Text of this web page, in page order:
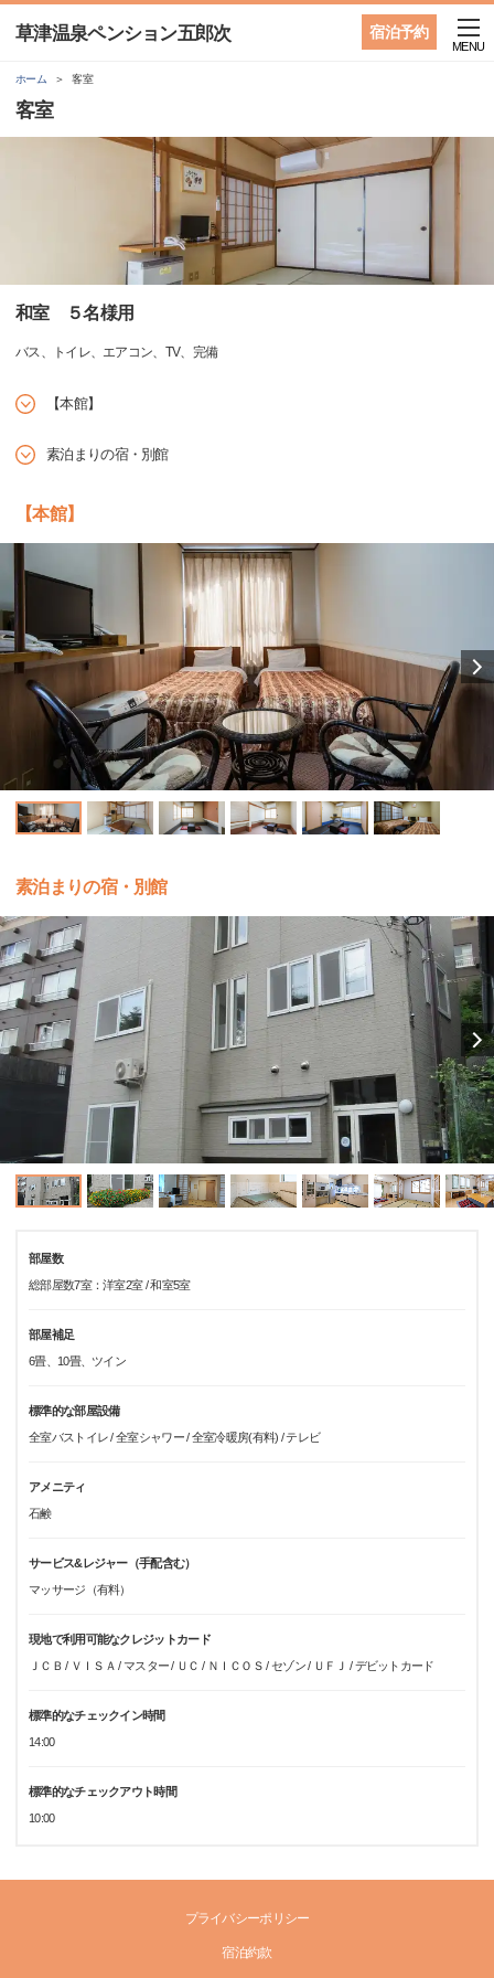
宿泊予約
草津温泉ペンション五郎次
MENU
ホーム 客室
客室
和室 ５名様用
バス、トイレ、エアコン、TV、完備
【本館】
素泊まりの宿・別館
【本館】
素泊まりの宿・別館
部屋数
総部屋数7室：洋室2室 / 和室5室
部屋補足
6畳、10畳、ツイン
標準的な部屋設備
全室バストイレ / 全室シャワー / 全室冷暖房(有料) / テレビ
アメニティ
石鹸
サービス&レジャー（手配含む）
マッサージ（有料）
現地で利用可能なクレジットカード
ＪＣＢ / ＶＩＳＡ / マスター / ＵＣ / ＮＩＣＯＳ / セゾン / ＵＦＪ / デビットカード
標準的なチェックイン時間
14:00
標準的なチェックアウト時間
10:00
プライバシーポリシー
宿泊約款